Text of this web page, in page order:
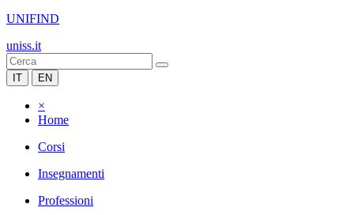
UNIFIND
uniss.it
IT EN
×
Home
Corsi
Insegnamenti
Professioni